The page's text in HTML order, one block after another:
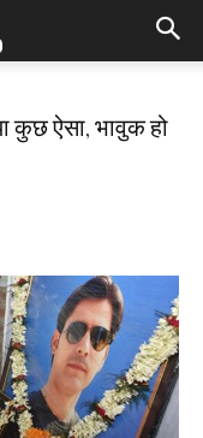
कुछ ऐसा, भावुक हो